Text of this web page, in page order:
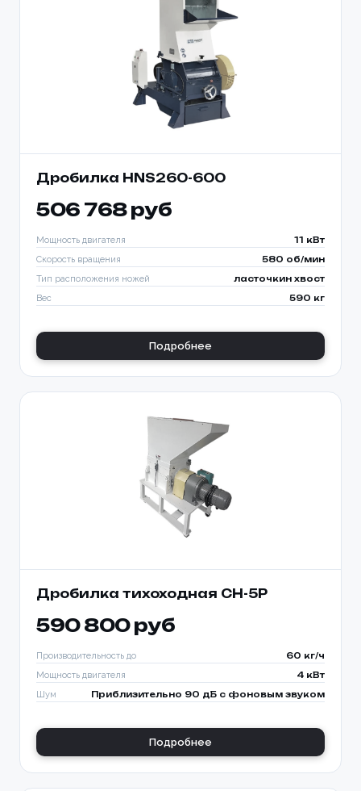
Дробилка HNS260-600
506 768 руб
Мощность двигателя 11 кВт
Скорость вращения 580 об/мин
Тип расположения ножей ласточкин хвост
Вес 590 кг
Подробнее
Дробилка тихоходная CH-5P
590 800 руб
Производительность до 60 кг/ч
Мощность двигателя 4 кВт
Шум Приблизительно 90 дБ с фоновым звуком
Подробнее